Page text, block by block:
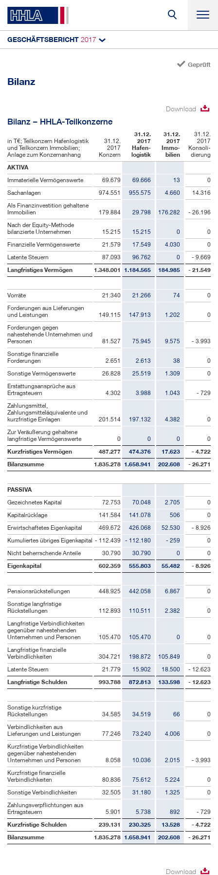
GESCHÄFTSBERICHT 2017
Gewinn- und Verlustrechnung
Bilanz
Kapitalfluss­rechnung
Eigenkapitalveränderung
Geprüft
Bilanz
Download
Bilanz – HHLA-Teilkonzerne
in T€; Teilkonzern Hafenlogistik
und Teilkonzern Immobilien;
Anlage zum Konzernanhang
31.12.
2017
Konzern
31.12.
2017
Hafen­
logistik
31.12.
2017
Immo­
bilien
31.12.
2017
Konsoli­
dierung
AKTIVA
Immaterielle Vermögenswerte 69.679 69.666 13
0
Sachanlagen
974.551 955.575 4.660
14.316
Als Finanzinvestition gehaltene
Immobilien
179.884 29.798 176.282
- 26.196
Nach der Equity-Methode
bilanzierte Unternehmen
15.215 15.215 0
0
Finanzielle Vermögenswerte
21.579 17.549 4.030
0
Latente Steuern
87.093 96.762 0 - 9.669
Langfristiges Vermögen 1.348.001 1.184.565 184.985 - 21.549
Vorräte 21.340 21.266 74
0
Forderungen aus Lieferungen
und Leistungen
149.115 147.913 1.202
0
Forderungen gegen
nahestehende Unternehmen und
Personen
81.527 75.945 9.575
- 3.993
Sonstige finanzielle
Forderungen
2.651 2.613 38
0
Sonstige Vermögenswerte
26.828 25.519 1.309
0
Erstattungsansprüche aus
Ertragsteuern
4.302 3.988 1.043
- 729
Zahlungsmittel,
Zahlungsmitteläquivalente und
kurzfristige Einlagen
201.514 197.132 4.382
0
Zur Veräußerung gehaltene
langfristige Vermögenswerte
0 0 0 0
Kurzfristiges Vermögen 487.277 474.376 17.623
- 4.722
Bilanzsumme
1.835.278 1.658.941 202.608 - 26.271
PASSIVA
Gezeichnetes Kapital 72.753 70.048 2.705
0
Kapitalrücklage
141.584 141.078 506
0
Erwirtschaftetes Eigenkapital
469.672 426.068 52.530
- 8.926
Kumuliertes übriges Eigenkapital - 112.439 - 112.180 - 259
0
Nicht beherrschende Anteile
30.790 30.790 0 0
Eigenkapital 602.359 555.803 55.482 - 8.926
Pensionsrückstellungen 448.925 442.058 6.867
0
Sonstige langfristige
Rückstellungen
112.893 110.511 2.382
0
Langfristige Verbindlichkeiten
gegenüber nahestehenden
Unternehmen und Personen
105.470 105.470 0
0
Langfristige finanzielle
Verbindlichkeiten
304.721 198.872 105.849
0
Latente Steuern
21.779 15.902 18.500 - 12.623
Langfristige Schulden 993.788 872.813 133.598 - 12.623
Sonstige kurzfristige
Rückstellungen
34.585 34.519 66
0
Verbindlichkeiten aus
Lieferungen und Leistungen
77.246 73.240 4.006
0
Kurzfristige Verbindlichkeiten
gegenüber nahestehenden
Unternehmen und Personen
8.058 10.036 2.015
- 3.993
Kurzfristige finanzielle
Verbindlichkeiten
80.836 75.612 5.224
0
Sonstige Verbindlichkeiten
32.505 31.180 1.325
0
Zahlungsverpflichtungen aus
Ertragsteuern
5.901 5.738 892 - 729
Kurzfristige Schulden 239.131 230.325 13.528
- 4.722
Bilanzsumme
1.835.278 1.658.941 202.608 - 26.271
Download